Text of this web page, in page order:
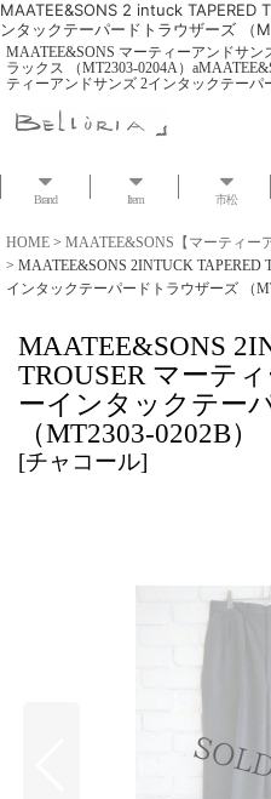
MAATEE&SONS 2 intuck TAPERED
ンタックテーパードトラウザーズ （
MAATEE&SONS マーティーアンドサン
ラックス （MT2303-0204A）
ティーアンドサンズ 2インタックテーパ
Brand Item 市松
HOME > MAATEE&SONS【マーティー
> MAATEE&SONS 2INTUCK TAPERED
インタックテーパードトラウザーズ （
MAATEE&SONS
TROUSER マーテ
ーインタックテー
（MT2303-0202B）
[チャコール]